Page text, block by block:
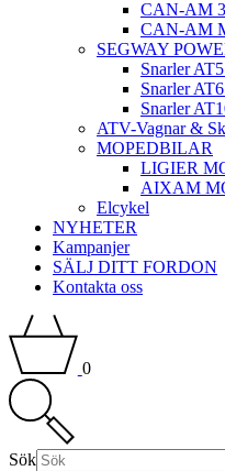
CAN-AM
CAN-AM
SEGWAY
Snarler
Snarler
Snarler
ATV-Vagnar &
MOPEDBILAR
LIGIER
AIXAM
Elcykel
NYHETER
Kampanjer
SÄLJ DITT FORDON
Kontakta oss
0
Sök